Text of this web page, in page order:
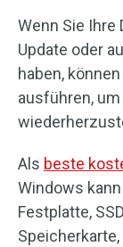
Wenn Sie Ihre
Update oder
haben, können
ausführen,
Als beste
Windows
Festplatte,